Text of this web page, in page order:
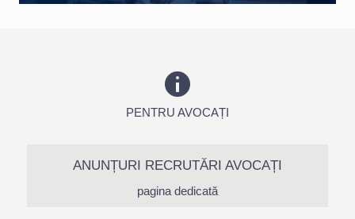
PENTRU AVOCAȚI
ANUNȚURI RECRUTĂRI AVOCAȚI
pagina dedicată